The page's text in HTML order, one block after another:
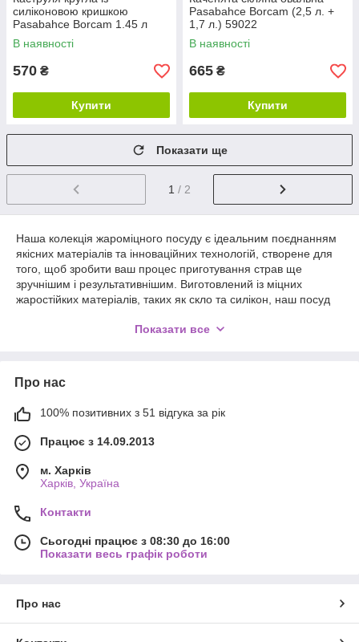
силіконовою кришкою
Pasabahce Borcam 1.45 л
59123
В наявності
570 ₴
Купити
Pasabahce Borcam (2,5 л. +
1,7 л.) 59022
В наявності
665 ₴
Купити
Показати ще
1 / 2
Наша колекція жароміцного посуду є ідеальним поєднанням
якісних матеріалів та інноваційних технологій, створене для
того, щоб зробити ваш процес приготування страв ще
зручнішим і результативнішим. Виготовлений із міцних
жаростійких матеріалів, таких як скло та силікон, наш посуд
чудові смакові характеристики приготовлених страв. З
приготованим стравам неповторного смаку та стильного
вигляду. Стійкість до високих температур, легкість у догляді
та стильний дизайн роблять наш жароміцний посуд відмінним
вибором для тих, хто цінує кулінарне мистецтво та комфорт у
використанні. Відкрийте собі задоволення від готування з
нашою колекцією жароміцного посуду, де функціональність
зустрічається з елегантністю.
Замовте жароміцний посуд за вигідною ціною з доставкою
по Україні та створіть атмосферу затишку та вишуканості за
будь-яким столом.
Показати все
Про нас
100% позитивних з 51 відгука за рік
Працює з 14.09.2013
м. Харків
Харків, Україна
Контакти
Сьогодні працює з 08:30 до 16:00
Показати весь графік роботи
Про нас